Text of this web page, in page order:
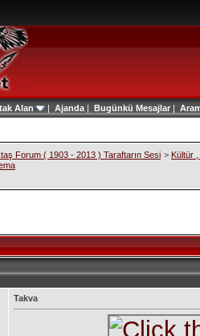
Alan | Ajanda | Bugünkü Mesajlar|
Forum ( 1903 - 2013 ) Taraftarın Sesi > Kültür
Takva